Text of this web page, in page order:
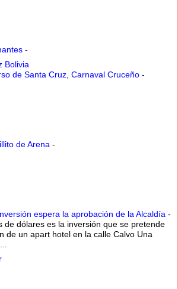
-
Bolivia
de Santa Cruz, Carnaval Cruceño -
de Arena -
espera la aprobación de la Alcaldía -
de dólares es la inversión que se pretende
de un apart hotel en la calle Calvo Una